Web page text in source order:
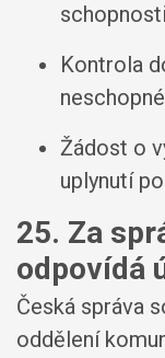
Kontrola
Žádost o
uplynutí
25. Za
odpovídá
Česká správa
oddělení